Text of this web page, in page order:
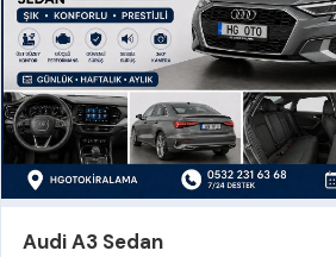
Audi A3 Sedan